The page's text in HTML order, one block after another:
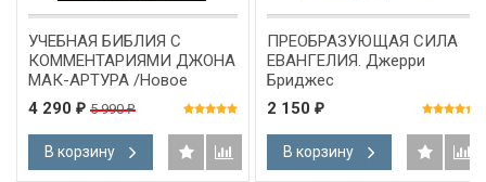
УЧЕБНАЯ БИБЛИЯ С
КОММЕНТАРИЯМИ ДЖОНА
МАК-АРТУРА /Новое
издание!/
4 290 ₽ 5 990₽
В корзину
ПРЕОБРАЗУЮЩАЯ СИЛА
ЕВАНГЕЛИЯ. Джерри
Бриджес
2 150 ₽
В корзину